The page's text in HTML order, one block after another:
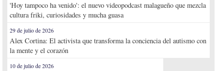
'Hoy tampoco ha venido': el nuevo videopodcast malagueño que mezcla
cultura friki, curiosidades y mucha guasa
29 de julio de 2026
Alex Cortina: El activista que transforma la conciencia del autismo con
la mente y el corazón
10 de julio de 2026